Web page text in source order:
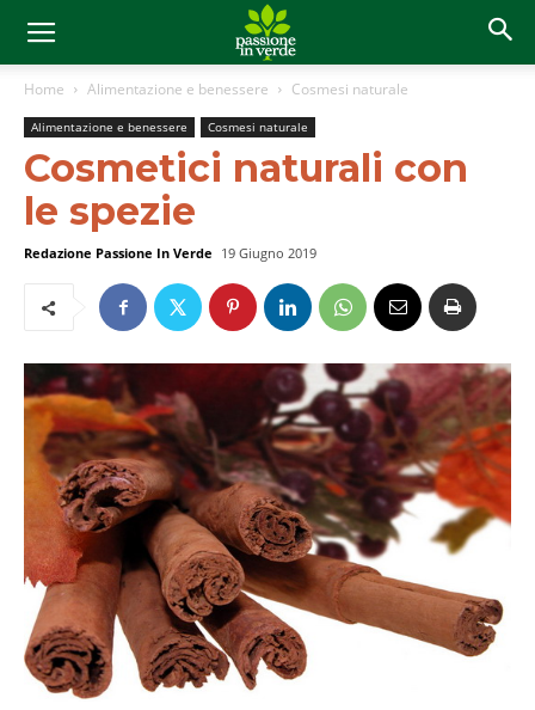
Home Alimentazione e benessere Cosmesi naturale
Alimentazione e benessere Cosmesi naturale
Cosmetici naturali con
le spezie
Redazione Passione In Verde 19 Giugno 2019